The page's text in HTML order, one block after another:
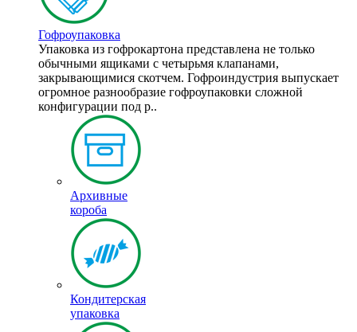
Гофроупаковка
Упаковка из гофрокартона представлена не только
обычными ящиками с четырьмя клапанами,
закрывающимися скотчем. Гофроиндустрия выпускает
огромное разнообразие гофроупаковки сложной
конфигурации под р..
Архивные
короба
Кондитерская
упаковка